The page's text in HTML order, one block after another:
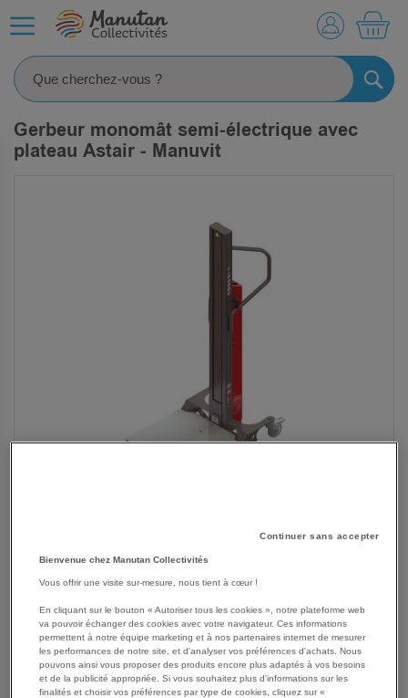
Gerbeur monomât semi-électrique avec
plateau Astair - Manuvit
BEGINNING
IMAGES
GALLERY
Les avantages
Gerbeur monomât semi-électrique avec plateau Astair.
Gerbeur compact à levée électrique, ergonomique alliant
légèreté et maniabilité pour une utilisation aussi bien
dans l’industrie que dans le tertiaire.
Idéal pour les espaces restreints.
Équipé de 2 batteries AGM 12v 8Ah avec un temps de
Continuer sans accepter
Bienvenue chez Manutan Collectivités
Vous offrir une visite sur-mesure, nous tient à cœur !
En cliquant sur le bouton « Autoriser tous les cookies », notre plateforme web
va pouvoir échanger des cookies avec votre navigateur. Ces informations
permettent à notre équipe marketing et à nos partenaires internet de mesurer
les performances de notre site, et d'analyser vos préférences d'achats. Nous
pouvons ainsi vous proposer des produits encore plus adaptés à vos besoins
et de la publicité appropriée. Si vous souhaitez plus d'informations sur les
finalités et choisir vos préférences par type de cookies, cliquez sur «